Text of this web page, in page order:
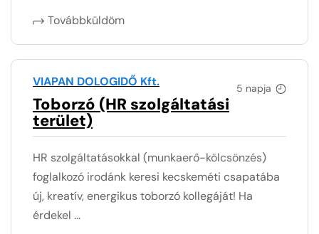
Továbbküldöm
5 napja
VIAPAN DOLOGIDŐ Kft.
Toborzó (HR szolgáltatási
terület)
HR szolgáltatásokkal (munkaerő-kölcsönzés)
foglalkozó irodánk keresi kecskeméti csapatába
új, kreatív, energikus toborzó kollegáját! Ha
érdekel ...